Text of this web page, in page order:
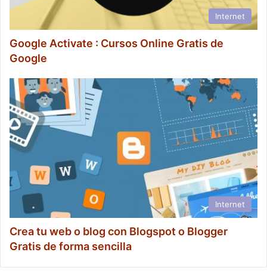
Internet
Google Activate : Cursos Online Gratis de
Google
Internet
Crea tu web o blog con Blogspot o Blogger
Gratis de forma sencilla